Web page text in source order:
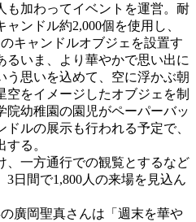
も加わってイベントを運営。耐
ンドル約2,000個を使用し、
キャンドルオブジェを設置す
るいま、より華やかで思い出に
う思いを込めて、空に浮かぶ朝
空をイメージしたオブジェを制
院幼稚園の園児がペーパーバッ
ルの展示も行われる予定で、
する。
一方通行での観覧とするなど
日間で1,800人の来場を見込ん
廣岡聖真さんは「週末を華や